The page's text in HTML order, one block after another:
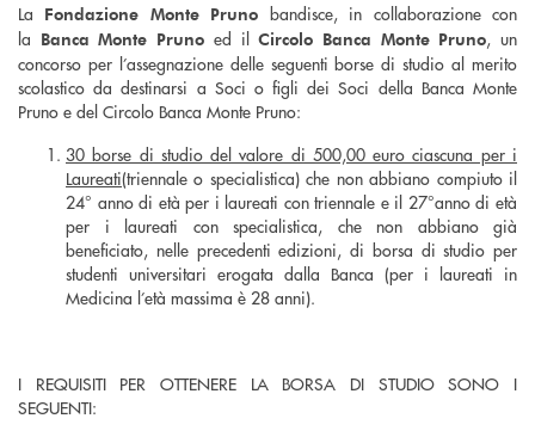
La Fondazione Monte Pruno bandisce, in collaborazione con
la Banca Monte Pruno ed ilCircolo Banca Monte Pruno, un
concorso per l’assegnazione delle seguenti borse di studio al merito
scolastico da destinarsi a Soci o figli dei Soci della Banca Monte
Pruno e del Circolo Banca Monte Pruno:
30 borse di studio del valore di 500,00 euro ciascuna per i
Laureati(triennale o specialistica) che non abbiano compiuto il
24° anno di età per i laureati con triennale e il 27°anno di età
per i laureati con specialistica, che non abbiano già
beneficiato, nelle precedenti edizioni, di borsa di studio per
studenti universitari erogata dalla Banca (per i laureati in
Medicina l’età massima è 28 anni).
I REQUISITI PER OTTENERE LA BORSA DI STUDIO SONO I
SEGUENTI: